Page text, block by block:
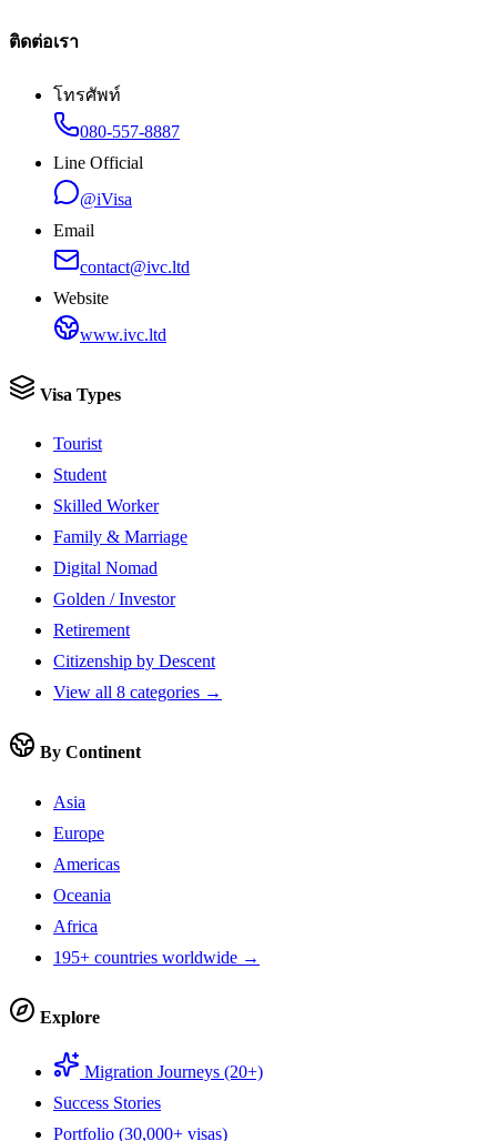
ติดต่อเรา
โทรศัพท์
080-557-8887
Line Official
@iVisa
Email
contact@ivc.ltd
Website
www.ivc.ltd
Visa Types
Tourist
Student
Skilled Worker
Family & Marriage
Digital Nomad
Golden / Investor
Retirement
Citizenship by Descent
View all 8 categories →
By Continent
Asia
Europe
Americas
Oceania
Africa
195+ countries worldwide →
Explore
Migration Journeys (20+)
Success Stories
Portfolio (30,000+ visas)